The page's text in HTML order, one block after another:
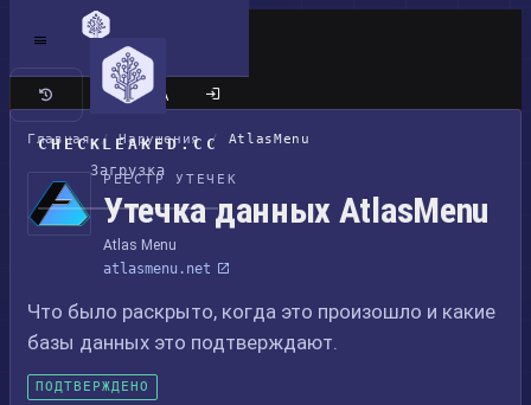
CHECKLEAKED.CC
Загрузка
Классический сайт
Главная / Нарушения / AtlasMenu
РЕЕСТР УТЕЧЕК
Утечка данных AtlasMenu
Atlas Menu
atlasmenu.net
Что было раскрыто, когда это произошло и какие
базы данных это подтверждают.
ПОДТВЕРЖДЕНО